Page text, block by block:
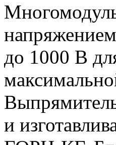
до 1000 В
и